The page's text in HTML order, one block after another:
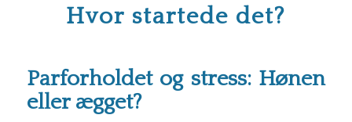
Hvor startede det?
Parforholdet og stress: Hønen
eller ægget?